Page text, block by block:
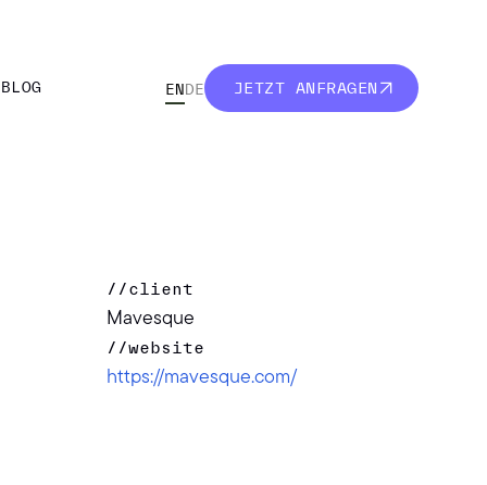
BLOG
ENDE
JETZT ANFRAGEN
//client
Mavesque
//website
https://mavesque.com/